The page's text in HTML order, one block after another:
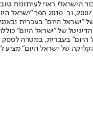
ראוי לעיתונות
תשלום. המהדורה
של "ישראל היום"
היום" בעברית, במטרה
של ישראל היום"